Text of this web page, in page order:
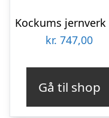
kr. 747,00
Gå til shop